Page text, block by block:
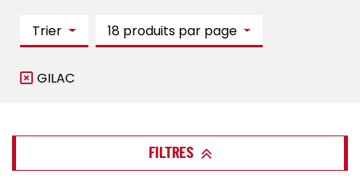
Trier 18 produits par page
GILAC
FILTRES